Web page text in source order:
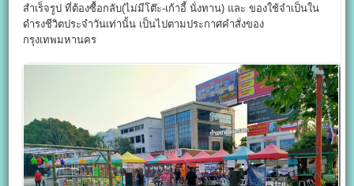
สำเร็จรูป ที่ต้องซื้อกลับ(ไม่มีโต๊ะ-เก้าอี้ นั่งทาน) และ ของใช้จำเป็นใน
ดำรงชีวิตประจำวันเท่านั้น เป็นไปตามประกาศคำสั่งของ
กรุงเทพมหานคร